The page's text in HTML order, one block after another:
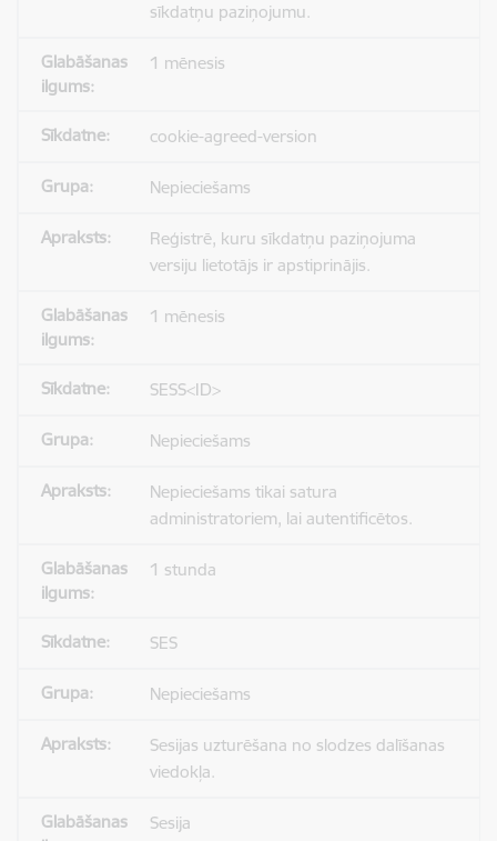
sīkdatņu paziņojumu.
1 mēnesis
cookie-agreed-version
Nepieciešams
Reģistrē, kuru sīkdatņu paziņojuma
versiju lietotājs ir apstiprinājis.
1 mēnesis
SESS<ID>
Nepieciešams
Nepieciešams tikai satura
administratoriem, lai autentificētos.
1 stunda
SES
Nepieciešams
Sesijas uzturēšana no slodzes dalīšanas
viedokļa.
Sesija